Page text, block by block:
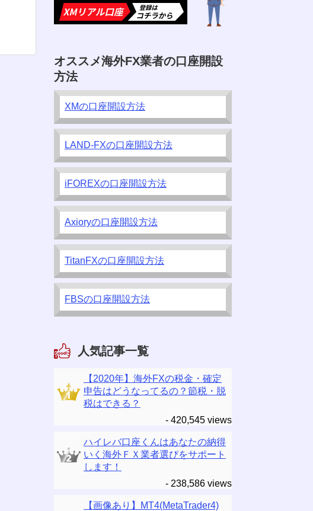
オススメ海外FX業者の口座開設
方法
XMの口座開設方法
LAND-FXの口座開設方法
iFOREXの口座開設方法
Axioryの口座開設方法
TitanFXの口座開設方法
FBSの口座開設方法
人気記事一覧
【2020年】海外FXの税金・確定
申告はどうなってるの？節税・脱
税はできる？
- 420,545 views
ハイレバ口座くんはあなたの納得
いく海外ＦＸ業者選びをサポート
します！
- 238,586 views
【画像あり】MT4(MetaTrader4)